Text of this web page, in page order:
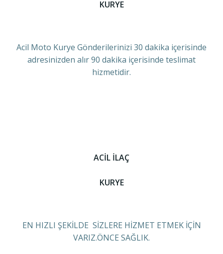
KURYE
Acil Moto Kurye Gönderilerinizi 30 dakika içerisinde
adresinizden alır 90 dakika içerisinde teslimat
hizmetidir.
ACİL İLAÇ
KURYE
EN HIZLI ŞEKİLDE SİZLERE HİZMET ETMEK İÇİN
VARIZ.ÖNCE SAĞLIK.